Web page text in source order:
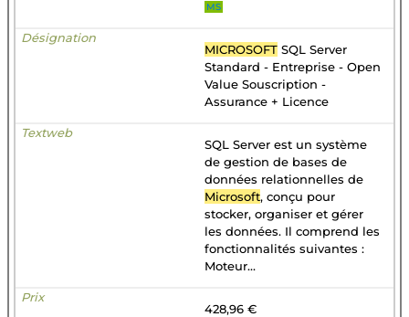
MS
MICROSOFT SQL Server
Standard - Entreprise - Open
Value Souscription -
Assurance + Licence
SQL Server est un système
de gestion de bases de
données relationnelles de
Microsoft, conçu pour
stocker, organiser et gérer
les données. Il comprend les
fonctionnalités suivantes :
Moteur...
428,96 €